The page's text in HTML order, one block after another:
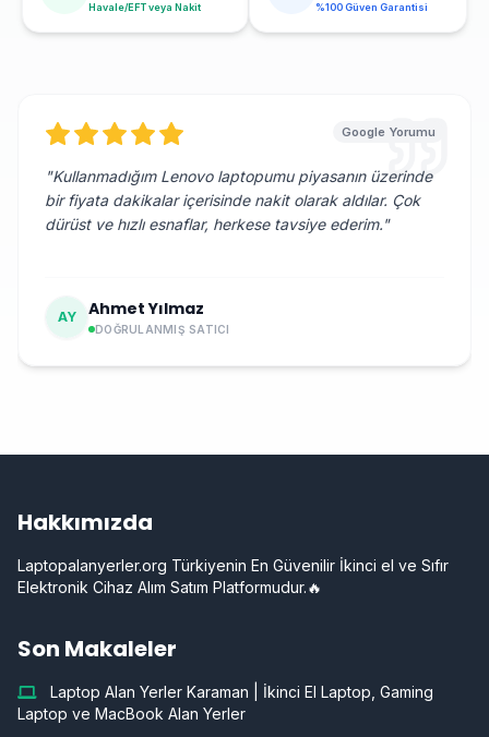
Havale/EFT veya Nakit %100 Güven Garantisi
Google Yorumu
"Kullanmadığım Lenovo laptopumu piyasanın üzerinde
bir fiyata dakikalar içerisinde nakit olarak aldılar. Çok
dürüst ve hızlı esnaflar, herkese tavsiye ederim."
AY Ahmet Yılmaz
DOĞRULANMIŞ SATICI
Hakkımızda
Laptopalanyerler.org Türkiyenin En Güvenilir İkinci el ve Sıfır
Elektronik Cihaz Alım Satım Platformudur.🔥
Son Makaleler
Laptop Alan Yerler Karaman | İkinci El Laptop, Gaming
Laptop ve MacBook Alan Yerler